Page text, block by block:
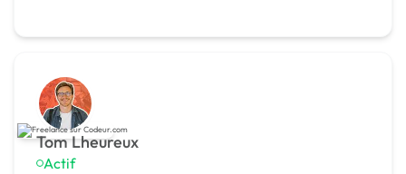
Tom Lheureux
Actif